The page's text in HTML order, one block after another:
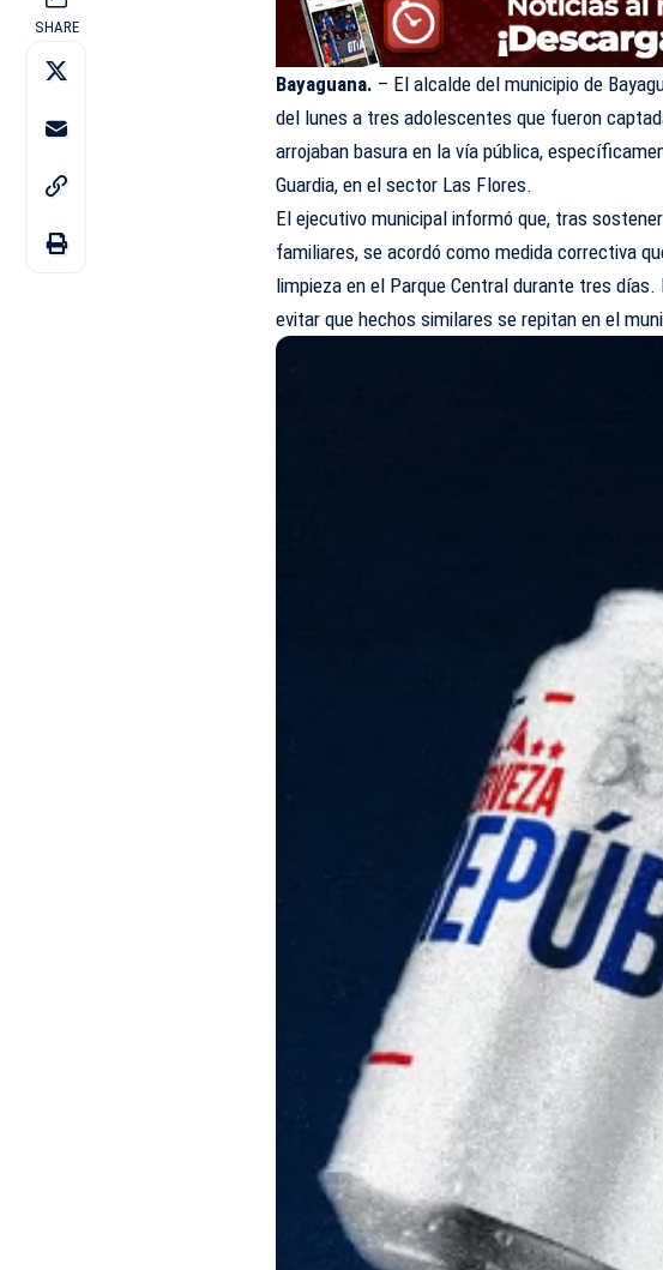
SHARE
Bayaguana. – El alcalde del municipio de
del lunes a tres adolescentes que fueron
arrojaban basura en la vía pública,
Guardia, en el sector Las Flores.
El ejecutivo municipal informó que, tras
familiares, se acordó como medida correctiva
limpieza en el Parque Central durante tres
evitar que hechos similares se repitan en el